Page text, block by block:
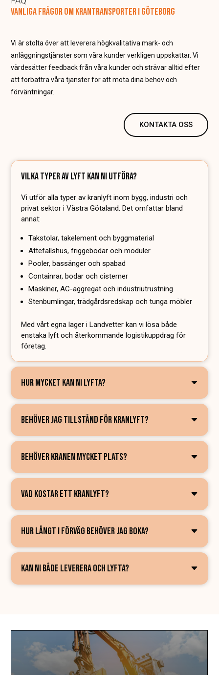
VANLIGA FRÅGOR OM KRANTRANSPORTER I GÖTEBORG
Vi är stolta över att leverera högkvalitativa mark- och
anläggningstjänster som våra kunder verkligen uppskattar. Vi
värdesätter feedback från våra kunder och strävar alltid efter
att förbättra våra tjänster för att möta dina behov och
förväntningar.
KONTAKTA OSS
VILKA TYPER AV LYFT KAN NI UTFÖRA?
Vi utför alla typer av kranlyft inom bygg, industri och
privat sektor i Västra Götaland. Det omfattar bland
annat:
Takstolar, takelement och byggmaterial
Attefallshus, friggebodar och moduler
Pooler, bassänger och spabad
Containrar, bodar och cisterner
Maskiner, AC-aggregat och industriutrustning
Stenbumlingar, trädgårdsredskap och tunga möbler
Med vårt egna lager i Landvetter kan vi lösa både
enstaka lyft och återkommande logistikuppdrag för
företag.
HUR MYCKET KAN NI LYFTA?
BEHÖVER JAG TILLSTÅND FÖR KRANLYFT?
BEHÖVER KRANEN MYCKET PLATS?
VAD KOSTAR ETT KRANLYFT?
HUR LÅNGT I FÖRVÄG BEHÖVER JAG BOKA?
KAN NI BÅDE LEVERERA OCH LYFTA?